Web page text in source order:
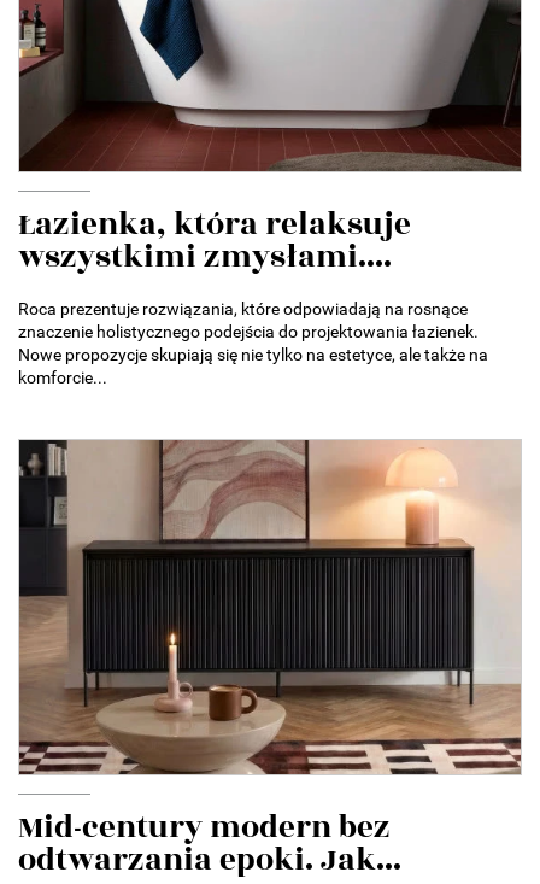
Łazienka, która relaksuje
wszystkimi zmysłami....
Roca prezentuje rozwiązania, które odpowiadają na rosnące
znaczenie holistycznego podejścia do projektowania łazienek.
Nowe propozycje skupiają się nie tylko na estetyce, ale także na
komforcie...
Mid-century modern bez
odtwarzania epoki. Jak...